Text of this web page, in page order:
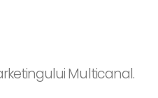
Multicanal.